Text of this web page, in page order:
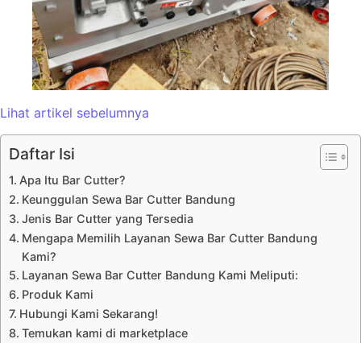
Lihat artikel sebelumnya
Daftar Isi
Apa Itu Bar Cutter?
Keunggulan Sewa Bar Cutter Bandung
Jenis Bar Cutter yang Tersedia
Mengapa Memilih Layanan Sewa Bar Cutter Bandung
Kami?
Layanan Sewa Bar Cutter Bandung Kami Meliputi:
Produk Kami
Hubungi Kami Sekarang!
Temukan kami di marketplace